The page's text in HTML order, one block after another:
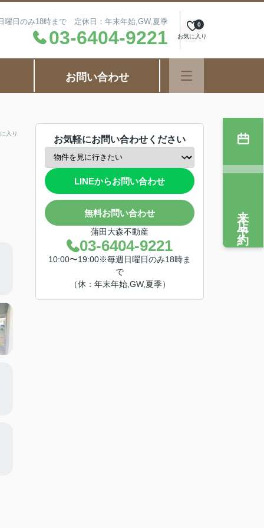
曜日のみ18時まで 定休日：年末年始,GW,夏季
03-6404-9221 お気に入り
0
お問い合わせ
入り
お気軽にお問い合わせください
LINEからお問い合わせ
無料お問い合わせ
蒲田大森不動産
03-6404-9221
10:00〜19:00※毎週日曜日のみ18時ま
で
（休：年末年始,GW,夏季）
来店予約